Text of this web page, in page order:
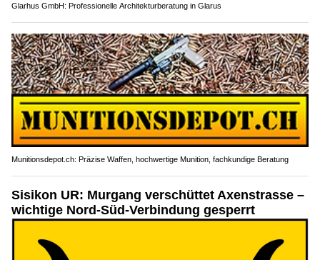
Glarhus GmbH: Professionelle Architekturberatung in Glarus
Munitionsdepot.ch: Präzise Waffen, hochwertige Munition, fachkundige Beratung
Sisikon UR: Murgang verschüttet Axenstrasse –
wichtige Nord-Süd-Verbindung gesperrt